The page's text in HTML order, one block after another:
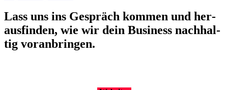
Lass uns ins Gespräch kom­men und her­
aus­fin­den, wie wir dein Busi­ness nach­hal­
tig vor­an­brin­gen.